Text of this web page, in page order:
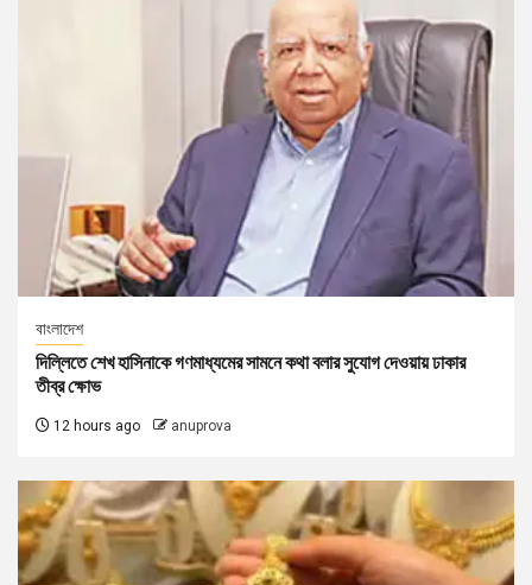
বাংলাদেশ
দিল্লিতে শেখ হাসিনাকে গণমাধ্যমের সামনে কথা বলার সুযোগ দেওয়ায় ঢাকার
তীব্র ক্ষোভ
12 hours ago anuprova